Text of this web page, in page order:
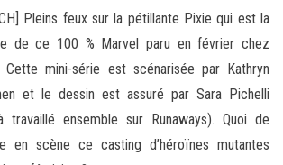
Pleins feux sur la pétillante Pixie qui est la
de ce 100 % Marvel paru en février chez
Cette mini-série est scénarisée par Kathryn
et le dessin est assuré par Sara Pichelli
travaillé ensemble sur Runaways). Quoi de
en scène ce casting d’héroïnes mutantes